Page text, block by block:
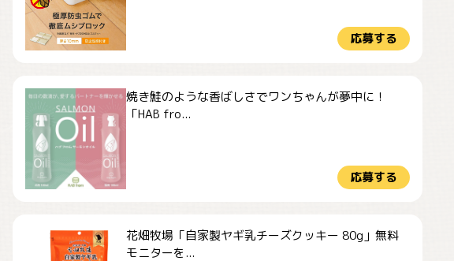
応募する
焼き鮭のような香ばしさでワンちゃんが夢中に！
「HAB fro...
応募する
花畑牧場「自家製ヤギ乳チーズクッキー 80g」無料
モニターを...